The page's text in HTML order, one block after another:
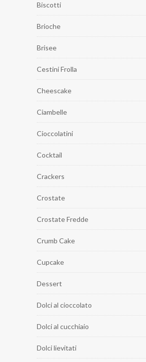
Biscotti
Brioche
Brisee
Cestini Frolla
Cheescake
Ciambelle
Cioccolatini
Cocktail
Crackers
Crostate
Crostate Fredde
Crumb Cake
Cupcake
Dessert
Dolci al cioccolato
Dolci al cucchiaio
Dolci lievitati